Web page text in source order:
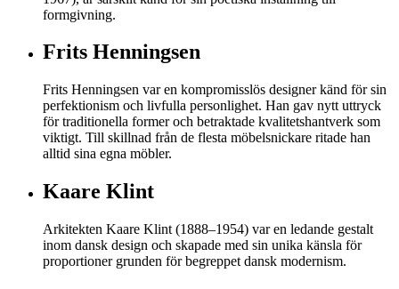
formgivning.
Frits Henningsen
Frits Henningsen var en kompromisslös designer känd för sin
perfektionism och livfulla personlighet. Han gav nytt uttryck
för traditionella former och betraktade kvalitetshantverk som
viktigt. Till skillnad från de flesta möbelsnickare ritade han
alltid sina egna möbler.
Kaare Klint
Arkitekten Kaare Klint (1888–1954) var en ledande gestalt
inom dansk design och skapade med sin unika känsla för
proportioner grunden för begreppet dansk modernism.